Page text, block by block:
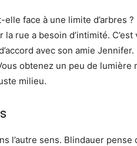
face à une limite d’arbres
la rue a besoin d’intimité.
avec son amie
obtenez un peu de lumière
milieu.
l’autre sens. Blindauer